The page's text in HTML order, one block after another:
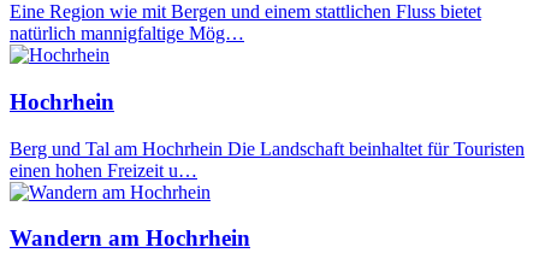
Eine Region wie mit Bergen und einem stattlichen Fluss bietet
natürlich mannigfaltige Mög…
Hochrhein
Berg und Tal am Hochrhein Die Landschaft beinhaltet für Touristen
einen hohen Freizeit u…
Wandern am Hochrhein